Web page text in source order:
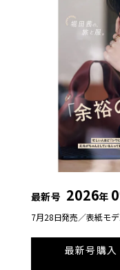
最新号 2026年
7月28日発売／表紙モ
最新号購入